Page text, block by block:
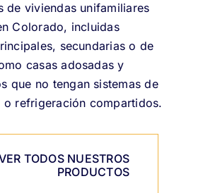
de viviendas unifamiliares
Colorado, incluidas
secundarias o de
casas adosadas y
que no tengan sistemas de
o refrigeración compartidos.
TODOS NUESTROS
PRODUCTOS